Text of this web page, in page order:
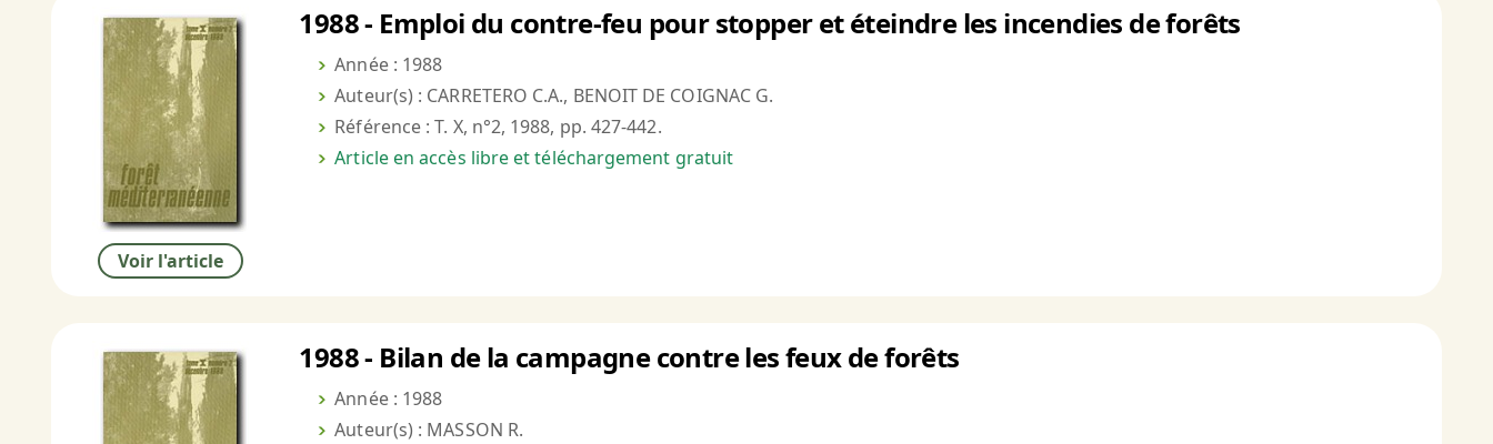
Voir l'article
1988 - Emploi du contre-feu pour stopper et éteindre les incendies de forêts
Année : 1988
Auteur(s) : CARRETERO C.A., BENOIT DE COIGNAC G.
Référence : T. X, n°2, 1988, pp. 427-442.
Article en accès libre et téléchargement gratuit
1988 - Bilan de la campagne contre les feux de forêts
Année : 1988
Auteur(s) : MASSON R.